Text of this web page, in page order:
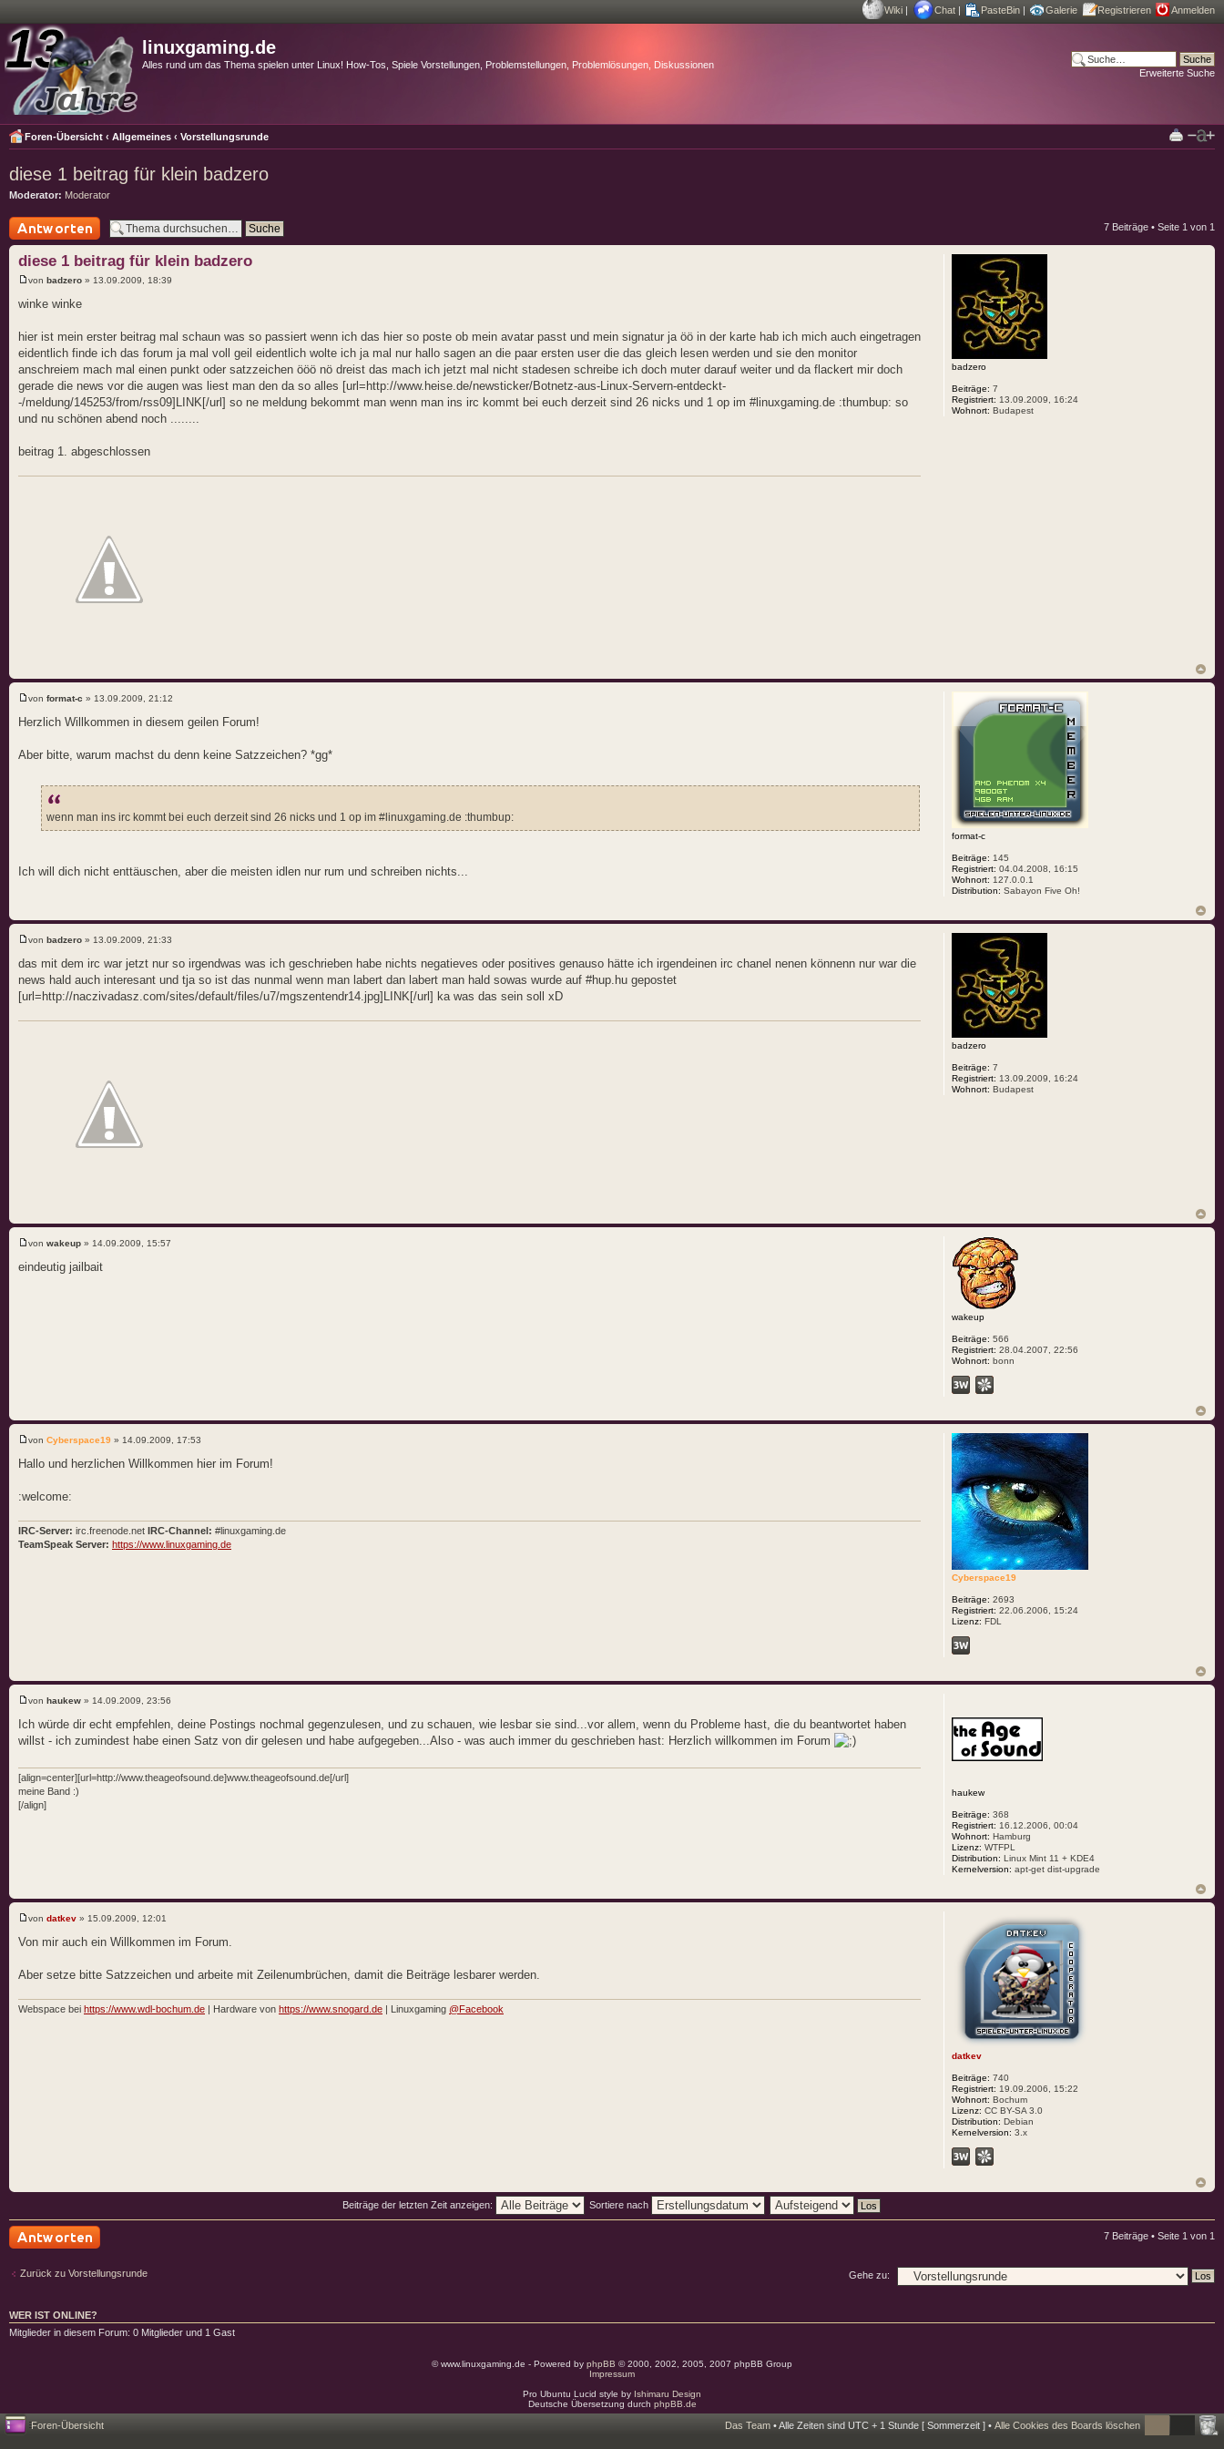
Wiki | Chat | PasteBin | Galerie Registrieren Anmelden
linuxgaming.de
Alles rund um das Thema spielen unter Linux! How-Tos, Spiele Vorstellungen, Problemstellungen, Problemlösungen, Diskussionen
Erweiterte Suche
Foren-Übersicht ‹ Allgemeines ‹ Vorstellungsrunde
diese 1 beitrag für klein badzero
Moderator: Moderator
Antwort schreiben
7 Beiträge • Seite 1 von 1
diese 1 beitrag für klein badzero
von badzero » 13.09.2009, 18:39
winke winke
hier ist mein erster beitrag mal schaun was so passiert wenn ich das hier so poste ob mein avatar passt und mein signatur ja öö in der karte hab ich mich auch eingetragen
eidentlich finde ich das forum ja mal voll geil eidentlich wolte ich ja mal nur hallo sagen an die paar ersten user die das gleich lesen werden und sie den monitor
anschreiem mach mal einen punkt oder satzzeichen ööö nö dreist das mach ich jetzt mal nicht stadesen schreibe ich doch muter darauf weiter und da flackert mir doch
gerade die news vor die augen was liest man den da so alles [url=http://www.heise.de/newsticker/Botnetz-aus-Linux-Servern-entdeckt-
-/meldung/145253/from/rss09]LINK[/url] so ne meldung bekommt man wenn man ins irc kommt bei euch derzeit sind 26 nicks und 1 op im #linuxgaming.de :thumbup: so
und nu schönen abend noch ........
beitrag 1. abgeschlossen
badzero
Beiträge: 7
Registriert: 13.09.2009, 16:24
Wohnort: Budapest
von format-c » 13.09.2009, 21:12
Herzlich Willkommen in diesem geilen Forum!
Aber bitte, warum machst du denn keine Satzzeichen? *gg*
wenn man ins irc kommt bei euch derzeit sind 26 nicks und 1 op im #linuxgaming.de :thumbup:
Ich will dich nicht enttäuschen, aber die meisten idlen nur rum und schreiben nichts...
format-c
Beiträge: 145
Registriert: 04.04.2008, 16:15
Wohnort: 127.0.0.1
Distribution: Sabayon Five Oh!
von badzero » 13.09.2009, 21:33
das mit dem irc war jetzt nur so irgendwas was ich geschrieben habe nichts negatieves oder positives genauso hätte ich irgendeinen irc chanel nenen könnenn nur war die
news hald auch interesant und tja so ist das nunmal wenn man labert dan labert man hald sowas wurde auf #hup.hu gepostet
[url=http://naczivadasz.com/sites/default/files/u7/mgszentendr14.jpg]LINK[/url] ka was das sein soll xD
badzero
Beiträge: 7
Registriert: 13.09.2009, 16:24
Wohnort: Budapest
von wakeup » 14.09.2009, 15:57
eindeutig jailbait
wakeup
Beiträge: 566
Registriert: 28.04.2007, 22:56
Wohnort: bonn
von Cyberspace19 » 14.09.2009, 17:53
Hallo und herzlichen Willkommen hier im Forum!
:welcome:
IRC-Server: irc.freenode.net IRC-Channel: #linuxgaming.de
TeamSpeak Server: https://www.linuxgaming.de
Cyberspace19
Beiträge: 2693
Registriert: 22.06.2006, 15:24
Lizenz: FDL
von haukew » 14.09.2009, 23:56
Ich würde dir echt empfehlen, deine Postings nochmal gegenzulesen, und zu schauen, wie lesbar sie sind...vor allem, wenn du Probleme hast, die du beantwortet haben
willst - ich zumindest habe einen Satz von dir gelesen und habe aufgegeben...Also - was auch immer du geschrieben hast: Herzlich willkommen im Forum
[align=center][url=http://www.theageofsound.de]www.theageofsound.de[/url]
meine Band :)
[/align]
haukew
Beiträge: 368
Registriert: 16.12.2006, 00:04
Wohnort: Hamburg
Lizenz: WTFPL
Distribution: Linux Mint 11 + KDE4
Kernelversion: apt-get dist-upgrade
von datkev » 15.09.2009, 12:01
Von mir auch ein Willkommen im Forum.
Aber setze bitte Satzzeichen und arbeite mit Zeilenumbrüchen, damit die Beiträge lesbarer werden.
Webspace bei https://www.wdl-bochum.de | Hardware von https://www.snogard.de | Linuxgaming @Facebook
datkev
Beiträge: 740
Registriert: 19.09.2006, 15:22
Wohnort: Bochum
Lizenz: CC BY-SA 3.0
Distribution: Debian
Kernelversion: 3.x
Beiträge der letzten Zeit anzeigen: Sortiere nach
7 Beiträge • Seite 1 von 1
Zurück zu Vorstellungsrunde Gehe zu:
WER IST ONLINE?
Mitglieder in diesem Forum: 0 Mitglieder und 1 Gast
© www.linuxgaming.de - Powered by phpBB © 2000, 2002, 2005, 2007 phpBB Group
Impressum
Pro Ubuntu Lucid style by Ishimaru Design
Deutsche Übersetzung durch phpBB.de
Foren-Übersicht Das Team • Alle Zeiten sind UTC + 1 Stunde [ Sommerzeit ] • Alle Cookies des Boards löschen